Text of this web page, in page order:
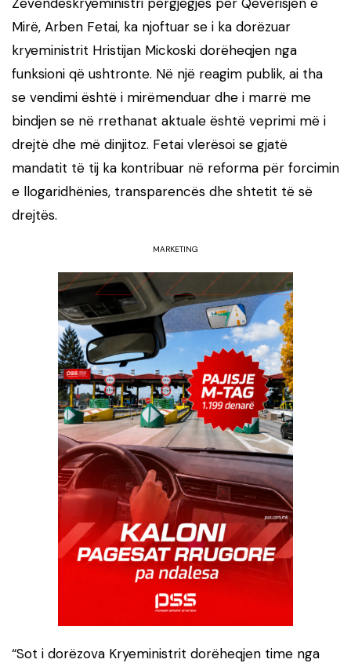
Mirë, Arben Fetai, ka njoftuar se i ka dorëzuar
kryeministrit Hristijan Mickoski dorëheqjen nga
funksioni që ushtronte. Në një reagim publik, ai tha
se vendimi është i mirëmenduar dhe i marrë me
bindjen se në rrethanat aktuale është veprimi më i
drejtë dhe më dinjitoz. Fetai vlerësoi se gjatë
mandatit të tij ka kontribuar në reforma për forcimin
e llogaridhënies, transparencës dhe shtetit të së
drejtës.
MARKETING
“Sot i dorëzova Kryeministrit dorëheqjen time nga